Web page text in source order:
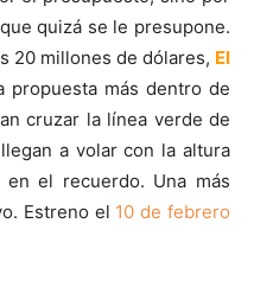
quizá se le presupone.
20 millones de dólares, El
propuesta más dentro de
cruzar la línea verde de
a volar con la altura
el recuerdo. Una más
Estreno el 10 de febrero